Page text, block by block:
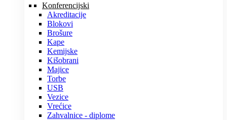
Konferencijski
Akreditacije
Blokovi
Brošure
Kape
Kemijske
Kišobrani
Majice
Torbe
USB
Vezice
Vrećice
Zahvalnice - diplome